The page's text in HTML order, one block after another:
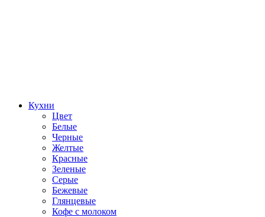
Кухни
Цвет
Белые
Черные
Желтые
Красные
Зеленые
Серые
Бежевые
Глянцевые
Кофе с молоком